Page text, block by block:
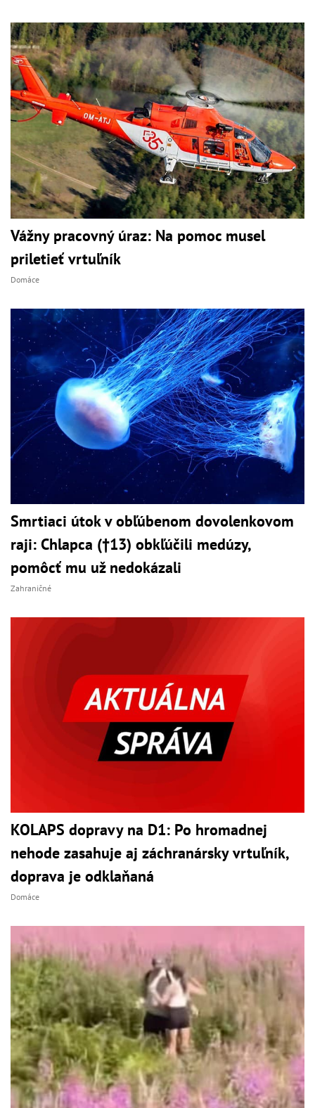
Vážny pracovný úraz: Na pomoc musel
priletieť vrtuľník
Domáce
Smrtiaci útok v obľúbenom dovolenkovom
raji: Chlapca (†13) obkľúčili medúzy,
pomôcť mu už nedokázali
Zahraničné
KOLAPS dopravy na D1: Po hromadnej
nehode zasahuje aj záchranársky vrtuľník,
doprava je odklaňaná
Domáce